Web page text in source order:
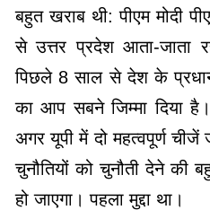
बहुत खराब थी: पीएम मोदी
से उत्तर प्रदेश आता-जाता
पिछले 8 साल से देश के
का आप सबने जिम्मा दिया
अगर यूपी में दो महत्वपूर्ण चीजें
चुनौतियों को चुनौती देने की
हो जाएगा। पहला मुद्दा था।